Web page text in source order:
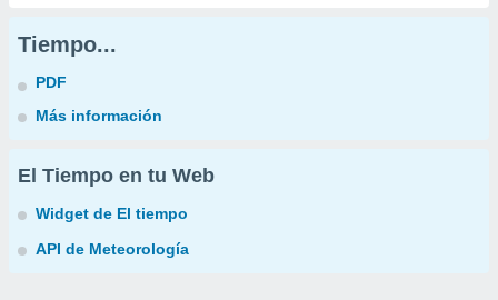
Tiempo...
PDF
Más información
El Tiempo en tu Web
Widget de El tiempo
API de Meteorología